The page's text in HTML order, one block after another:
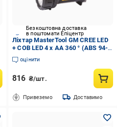
Безкоштовна доставка
в поштомати Епіцентр
Ліхтар MasterTool GM CREE LED
+ COB LED 4 x AA 360 ° (ABS 94-
0804)
оцінити
816 ₴/шт.
Привеземо Доставимо